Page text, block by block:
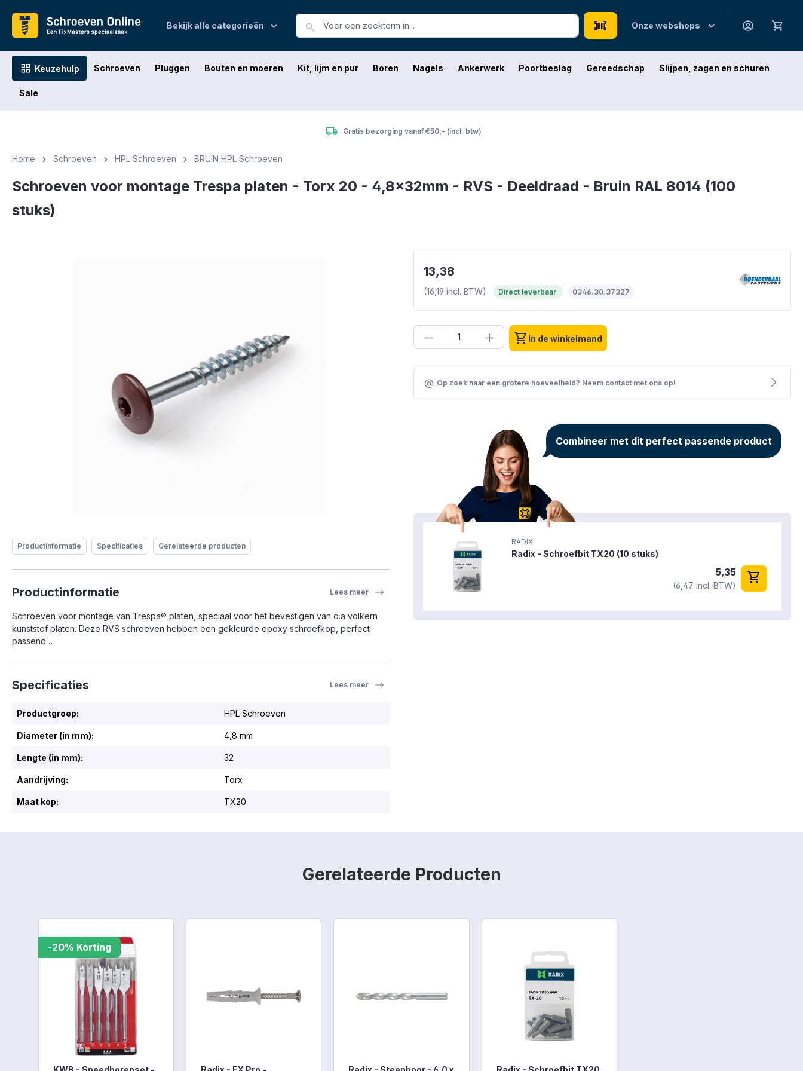
Bekijk alle categorieën
Onze webshops
Keuzehulp Schroeven Pluggen Bouten en moeren Kit, lijm en pur Boren Nagels Ankerwerk Poortbeslag Gereedschap Slijpen, zagen en schuren
Sale
Gratis bezorging vanaf €50,- (incl. btw)
Home Schroeven HPL Schroeven BRUIN HPL Schroeven
Schroeven voor montage Trespa platen - Torx 20 - 4,8x32mm - RVS - Deeldraad - Bruin RAL 8014 (100
stuks)
Productinformatie Specificaties Gerelateerde producten
Productinformatie Lees meer
Schroeven voor montage van Trespa® platen, speciaal voor het bevestigen van o.a volkern
kunststof platen. Deze RVS schroeven hebben een gekleurde epoxy schroefkop, perfect
passend…
Specificaties Lees meer
Productgroep: HPL Schroeven
Diameter (in mm): 4,8 mm
Lengte (in mm): 32
Aandrijving: Torx
Maat kop: TX20
13,38
(16,19 incl. BTW) Direct leverbaar 0346.30.37327
Producthoeveelheid: Voer de gewenste hoeveelheid in
shopping_cart In de winkelmand
Op zoek naar een grotere hoeveelheid? Neem contact met ons op!
Combineer met dit perfect passende product
RADIX
Radix - Schroefbit TX20 (10 stuks)
5,35
(6,47 incl. BTW) shopping_cart
Gerelateerde Producten
-20% Korting